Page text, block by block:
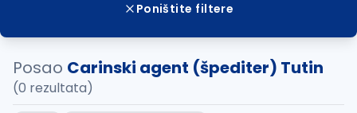
Poništite filtere
Posao Carinski agent (špediter) Tutin
(0 rezultata)